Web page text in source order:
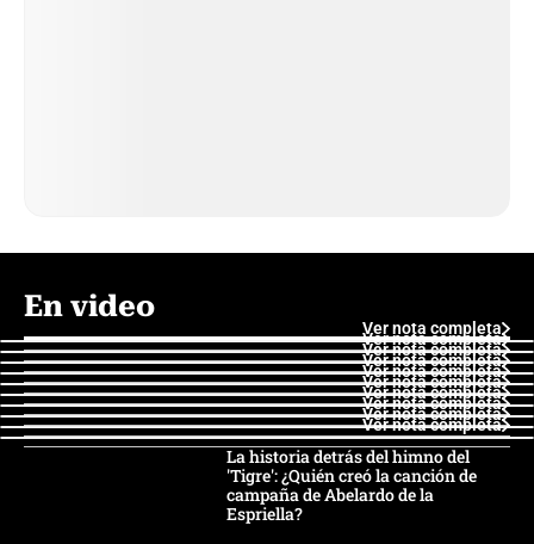
En video
Ver nota completa
Ver nota completa
Ver nota completa
Ver nota completa
Ver nota completa
Ver nota completa
Ver nota completa
Ver nota completa
Ver nota completa
Ver nota completa
La historia detrás del himno del
'Tigre': ¿Quién creó la canción de
campaña de Abelardo de la
Espriella?